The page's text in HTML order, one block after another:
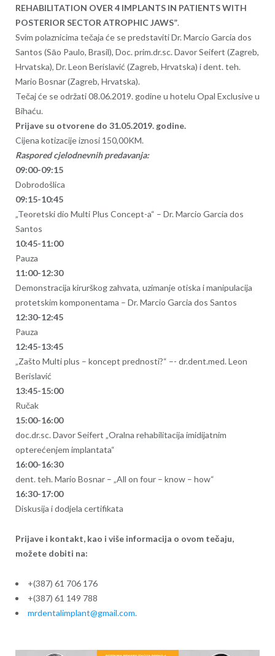
REHABILITATION OVER 4 IMPLANTS IN PATIENTS WITH
POSTERIOR SECTOR ATROPHIC JAWS”.
Svim polaznicima tečaja će se predstaviti Dr. Marcio Garcia dos
Santos (Sāo Paulo, Brasil), Doc. prim.dr.sc. Davor Seifert (Zagreb,
Hrvatska), Dr. Leon Berislavić (Zagreb, Hrvatska) i dent. teh.
Mario Bosnar (Zagreb, Hrvatska).
Tečaj će se održati 08.06.2019. godine u hotelu Opal Exclusive u
Bihaću.
Prijave su otvorene do 31.05.2019. godine.
Cijena kotizacije iznosi 150,00KM.
Raspored cjelodnevnih predavanja:
09:00-09:15
Dobrodošlica
09:15-10:45
„Teoretski dio Multi Plus Concept-a“ – Dr. Marcio Garcia dos
Santos
10:45-11:00
Pauza
11:00-12:30
Demonstracija kirurškog zahvata, uzimanje otiska i manipulacija
protetskim komponentama – Dr. Marcio Garcia dos Santos
12:30-12:45
Pauza
12:45-13:45
„Zašto Multi plus – koncept prednosti?“ –- dr.dent.med. Leon
Berislavić
13:45-15:00
Ručak
15:00-16:00
doc.dr.sc. Davor Seifert „Oralna rehabilitacija imidijatnim
opterećenjem implantata“
16:00-16:30
dent. teh. Mario Bosnar – „All on four – know – how“
16:30-17:00
Diskusija i dodjela certifikata
Prijave i kontakt, kao i više informacija o ovom tečaju,
možete dobiti na:
+(387) 61 706 176
+(387) 61 149 788
mrdentalimplant@gmail.com.